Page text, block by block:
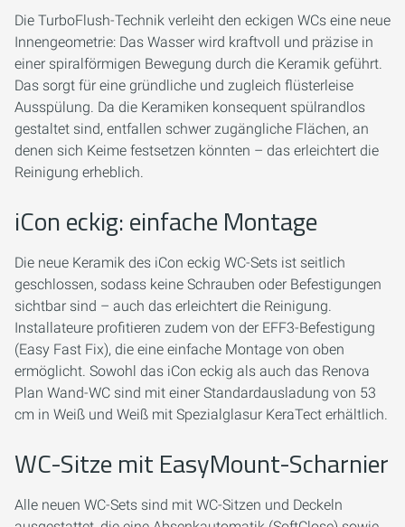
Die TurboFlush-Technik verleiht den eckigen WCs eine neue
Innengeometrie: Das Wasser wird kraftvoll und präzise in
einer spiralförmigen Bewegung durch die Keramik geführt.
Das sorgt für eine gründliche und zugleich flüsterleise
Ausspülung. Da die Keramiken konsequent spülrandlos
gestaltet sind, entfallen schwer zugängliche Flächen, an
denen sich Keime festsetzen könnten – das erleichtert die
Reinigung erheblich.
iCon eckig: einfache Montage
Die neue Keramik des iCon eckig WC-Sets ist seitlich
geschlossen, sodass keine Schrauben oder Befestigungen
sichtbar sind – auch das erleichtert die Reinigung.
Installateure profitieren zudem von der EFF3-Befestigung
(Easy Fast Fix), die eine einfache Montage von oben
ermöglicht. Sowohl das iCon eckig als auch das Renova
Plan Wand-WC sind mit einer Standardausladung von 53
cm in Weiß und Weiß mit Spezialglasur KeraTect erhältlich.
WC-Sitze mit EasyMount-Scharnier
Alle neuen WC-Sets sind mit WC-Sitzen und Deckeln